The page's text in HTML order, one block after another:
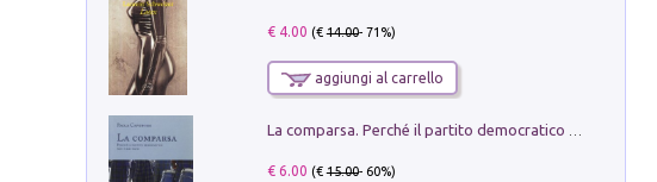
€ 4.00 (€14.00- 71%)
aggiungi al carrello
€ 6.00 (€15.00- 60%)